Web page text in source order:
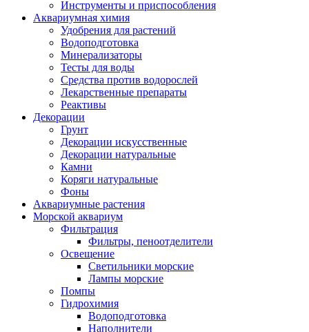
Инструменты и приспособления
Аквариумная химия
Удобрения для растений
Водоподготовка
Минерализаторы
Тесты для воды
Средства против водорослей
Лекарственные препараты
Реактивы
Декорации
Грунт
Декорации искусственные
Декорации натуральные
Камни
Коряги натуральные
Фоны
Аквариумные растения
Морской аквариум
Фильтрация
Фильтры, пеноотделители
Освещение
Светильники морские
Лампы морские
Помпы
Гидрохимия
Водоподготовка
Наполнители